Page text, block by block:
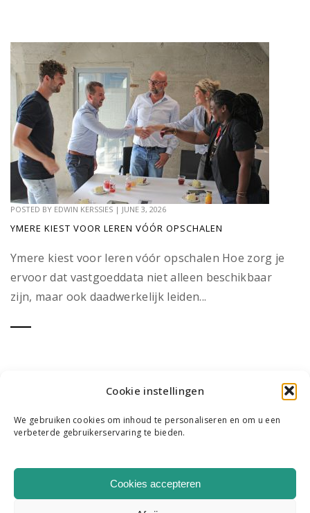
Cookie instellingen
We gebruiken cookies om inhoud te personaliseren en om u een
verbeterde gebruikerservaring te bieden.
Cookies accepteren
POSTED BY EDWIN KERSSIES | JUNE 3, 2026
YMERE KIEST VOOR LEREN VÓÓR OPSCHALEN
Ymere kiest voor leren vóór opschalen Hoe zorg je
ervoor dat vastgoeddata niet alleen beschikbaar
zijn, maar ook daadwerkelijk leiden...
WIE WE ZIJN ONS TEAM